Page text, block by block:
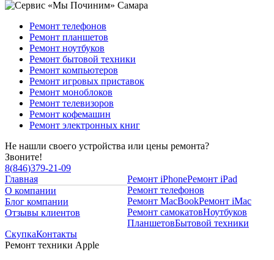
Ремонт телефонов
Ремонт планшетов
Ремонт ноутбуков
Ремонт бытовой техники
Ремонт компьютеров
Ремонт игровых приставок
Ремонт моноблоков
Ремонт телевизоров
Ремонт кофемашин
Ремонт электронных книг
Не нашли своего устройства или цены ремонта?
Звоните!
8(846)379-21-09
Главная
О компании
Блог компании
Отзывы клиентов
Ремонт iPhoneРемонт iPad
Ремонт телефонов
Ремонт MacBookРемонт iMac
Ремонт самокатовНоутбуков
ПланшетовБытовой техники
СкупкаКонтакты
Ремонт техники Apple